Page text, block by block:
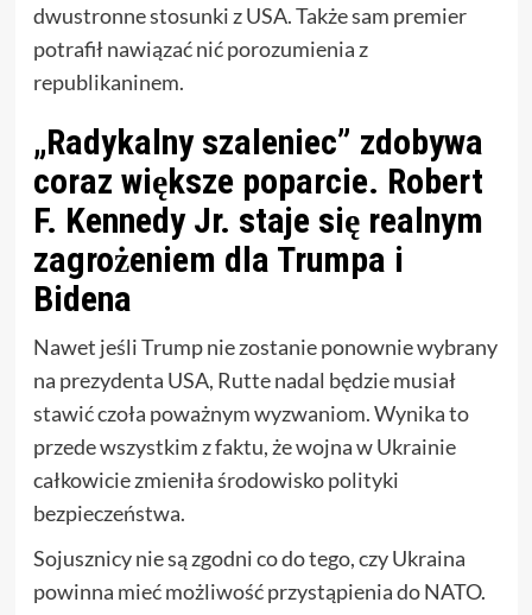
dwustronne stosunki z USA. Także sam premier
potrafił nawiązać nić porozumienia z
republikaninem.
„Radykalny szaleniec” zdobywa
coraz większe poparcie. Robert
F. Kennedy Jr. staje się realnym
zagrożeniem dla Trumpa i
Bidena
Nawet jeśli Trump nie zostanie ponownie wybrany
na prezydenta USA, Rutte nadal będzie musiał
stawić czoła poważnym wyzwaniom. Wynika to
przede wszystkim z faktu, że wojna w Ukrainie
całkowicie zmieniła środowisko polityki
bezpieczeństwa.
Sojusznicy nie są zgodni co do tego, czy Ukraina
powinna mieć możliwość przystąpienia do NATO.